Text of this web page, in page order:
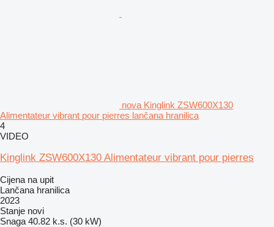
nova Kinglink ZSW600X130
Alimentateur vibrant pour pierres lančana hranilica
4
VIDEO
Kinglink ZSW600X130 Alimentateur vibrant pour pierres
Cijena na upit
Lančana hranilica
2023
Stanje novi
Snaga 40.82 k.s. (30 kW)